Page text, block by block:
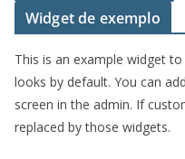
Widget de exemplo
This is an example widget
looks by default. You can
screen in the admin. If
replaced by those widgets.